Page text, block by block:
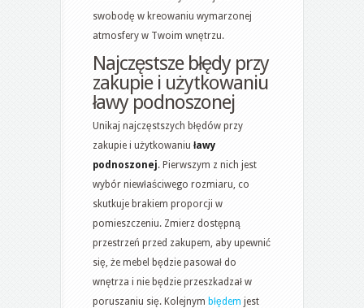
swobodę w kreowaniu wymarzonej
atmosfery w Twoim wnętrzu.
Najczęstsze błędy przy
zakupie i użytkowaniu
ławy podnoszonej
Unikaj najczęstszych błędów przy
zakupie i użytkowaniu ławy
podnoszonej. Pierwszym z nich jest
wybór niewłaściwego rozmiaru, co
skutkuje brakiem proporcji w
pomieszczeniu. Zmierz dostępną
przestrzeń przed zakupem, aby upewnić
się, że mebel będzie pasował do
wnętrza i nie będzie przeszkadzał w
poruszaniu się. Kolejnym błędem jest